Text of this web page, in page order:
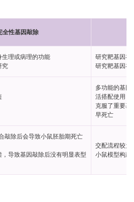
全性基因敲除
理或病理的功能
究
研究靶基因在
研究靶基因在
多功能的基因
活搭配使用
克服了重要基
早死亡
敲除后会导致小鼠胚胎期死亡
导致基因敲除后没有明显表型
交配流程较为
小鼠模型构建